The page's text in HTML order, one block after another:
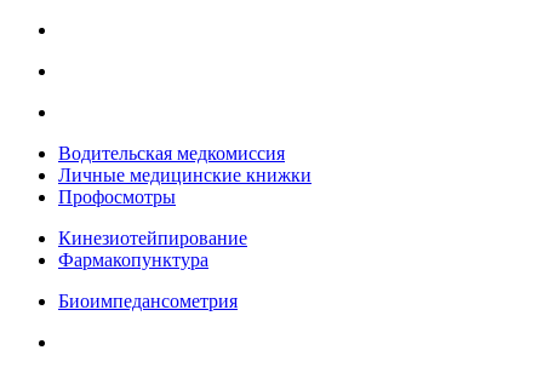
Водительская медкомиссия
Личные медицинские книжки
Профосмотры
Кинезиотейпирование
Фармакопунктура
Биоимпедансометрия